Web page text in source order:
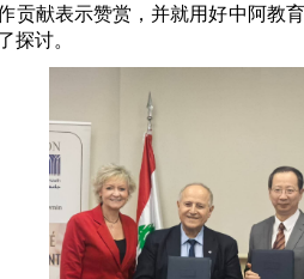
贡献表示赞赏，并就用好中阿教
探讨。